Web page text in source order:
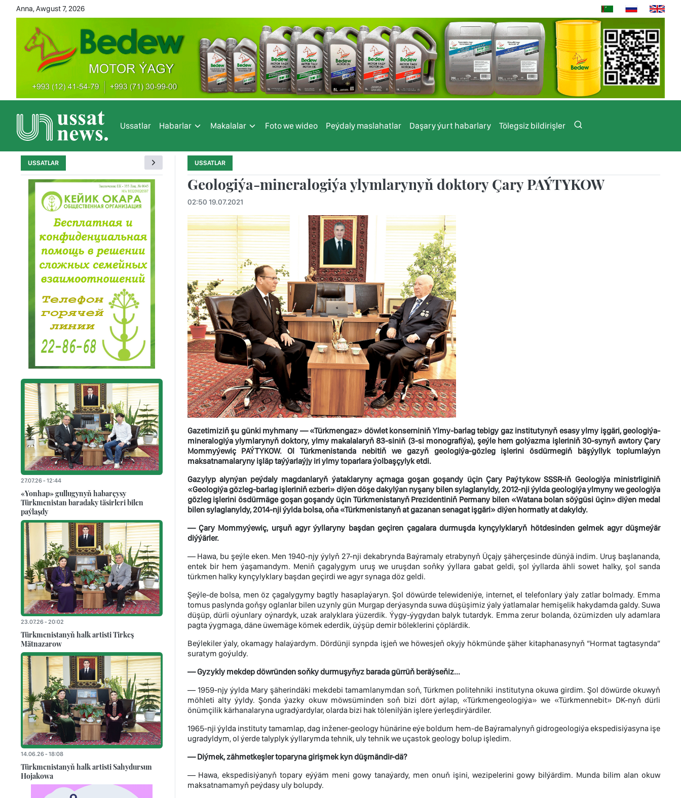
Anna, Awgust 7, 2026
Ussatlar Habarlar Makalalar Foto we wideo Peýdaly maslahatlar Daşary ýurt habarlary Tölegsiz bildirişler
USSATLAR
Geologiýa-mineralogiýa ylymlarynyň doktory Çary PAÝTYKOW
02:50 19.07.2021
Gazetimiziň şu günki myhmany — «Türkmengaz» döwlet konserniniň Ylmy-barlag tebigy gaz institutynyň esasy ylmy işgäri, geologiýa-
mineralogiýa ylymlarynyň doktory, ylmy makalalaryň 83-siniň (3-si monografiýa), şeýle hem golýazma işleriniň 30-synyň awtory Çary
Mommyýewiç PAÝTYKOW. Ol Türkmenistanda nebitiň we gazyň geologiýa-gözleg işlerini ösdürmegiň bäşýyllyk toplumlaýyn
maksatnamalaryny işläp taýýarlaýjy iri ylmy toparlara ýolbaşçylyk etdi.
Gazylyp alynýan peýdaly magdanlaryň ýataklaryny açmaga goşan goşandy üçin Çary Paýtykow SSSR-iň Geologiýa ministrliginiň
«Geologiýa gözleg-barlag işleriniň ezberi» diýen döşe dakylýan nyşany bilen sylaglanyldy, 2012-nji ýylda geologiýa ylmyny we geologiýa
gözleg işlerini ösdürmäge goşan goşandy üçin Türkmenistanyň Prezidentiniň Permany bilen «Watana bolan söýgüsi üçin» diýen medal
bilen sylaglanyldy, 2014-nji ýylda bolsa, oňa «Türkmenistanyň at gazanan senagat işgäri» diýen hormatly at dakyldy.
— Çary Mommyýewiç, urşuň agyr ýyllaryny başdan geçiren çagalara durmuşda kynçylyklaryň hötdesinden gelmek agyr düşmeýär
diýýärler.
— Hawa, bu şeýle eken. Men 1940-njy ýylyň 27-nji dekabrynda Baýramaly etrabynyň Üçajy şäherçesinde dünýä indim. Uruş başlananda,
entek bir hem ýaşamandym. Meniň çagalygym uruş we uruşdan soňky ýyllara gabat geldi, şol ýyllarda ähli sowet halky, şol sanda
türkmen halky kynçylyklary başdan geçirdi we agyr synaga döz geldi.
Şeýle-de bolsa, men öz çagalygymy bagtly hasaplaýaryn. Şol döwürde telewideniýe, internet, el telefonlary ýaly zatlar bolmady. Emma
tomus paslynda goňşy oglanlar bilen uzynly gün Murgap derýasynda suwa düşüşimiz ýaly ýatlamalar hemişelik hakydamda galdy. Suwa
düşüp, dürli oýunlary oýnardyk, uzak aralyklara ýüzerdik. Ýygy-ýygydan balyk tutardyk. Emma zerur bolanda, özümizden uly adamlara
pagta ýygmaga, däne üwemäge kömek ederdik, üýşüp demir böleklerini çöplärdik.
Beýlekiler ýaly, okamagy halaýardym. Dördünji synpda işjeň we höwesjeň okyjy hökmünde şäher kitaphanasynyň “Hormat tagtasynda”
suratym goýuldy.
— Gyzykly mekdep döwründen soňky durmuşyňyz barada gürrüň beräýseňiz...
— 1959-njy ýylda Mary şäherindäki mekdebi tamamlanymdan soň, Türkmen politehniki institutyna okuwa girdim. Şol döwürde okuwyň
möhleti alty ýyldy. Şonda ýazky okuw möwsüminden soň bizi dört aýlap, «Türkmengeologiýa» we «Türkmennebit» DK-nyň dürli
önümçilik kärhanalaryna ugradýardylar, olarda bizi hak tölenilýän işlere ýerleşdirýärdiler.
1965-nji ýylda instituty tamamlap, dag inžener-geology hünärine eýe boldum hem-de Baýramalynyň gidrogeologiýa ekspedisiýasyna işe
ugradyldym, ol ýerde talyplyk ýyllarymda tehnik, uly tehnik we uçastok geology bolup işledim.
— Diýmek, zähmetkeşler toparyna girişmek kyn düşmändir-dä?
— Hawa, ekspedisiýanyň topary eýýäm meni gowy tanaýardy, men onuň işini, wezipelerini gowy bilýärdim. Munda bilim alan okuw
maksatnamamyň peýdasy uly bolupdy.
USSATLAR
27.07.26 - 12:44
«Yonhap» gullugynyň habarçysy
Türkmenistan baradaky täsirleri bilen
paýlaşdy
23.07.26 - 20:02
Türkmenistanyň halk artisti Tirkeş
Mätnazarow
14.06.26 - 18:08
Türkmenistanyň halk artisti Sahydursun
Hojakowa